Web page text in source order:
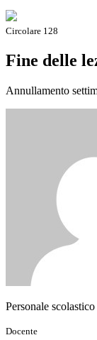
Circolare 128
Fine delle
Annullamento
Personale scolastico
Docente